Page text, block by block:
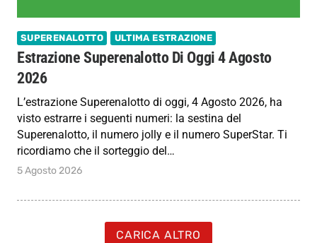
SUPERENALOTTO ULTIMA ESTRAZIONE
Estrazione Superenalotto Di Oggi 4 Agosto
2026
L’estrazione Superenalotto di oggi, 4 Agosto 2026, ha
visto estrarre i seguenti numeri: la sestina del
Superenalotto, il numero jolly e il numero SuperStar. Ti
ricordiamo che il sorteggio del…
5 Agosto 2026
CARICA ALTRO